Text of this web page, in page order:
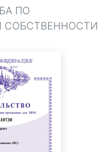
ПО
СОБСТВЕННОСТИ